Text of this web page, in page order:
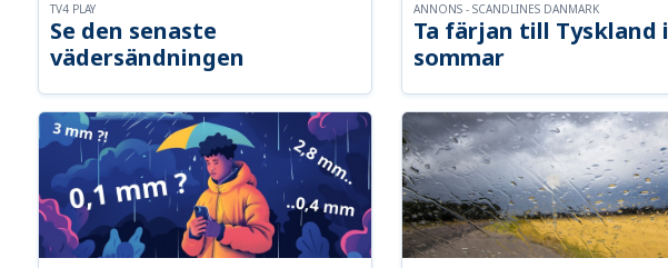
Se den senaste
vädersändningen
TV4 PLAY
Ta färjan till Tyskland i
sommar
ANNONS - SCANDLINES DANMARK